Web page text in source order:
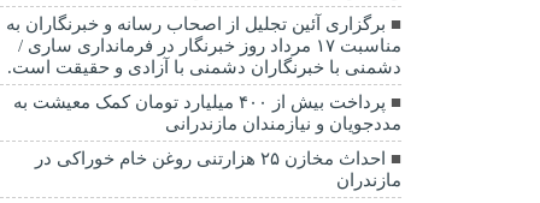
برگزاری آئین تجلیل از اصحاب رسانه و خبرنگاران به
مناسبت ۱۷ مرداد روز خبرنگار در فرمانداری ساری /
دشمنی با خبرنگاران دشمنی با آزادی و حقیقت است.
پرداخت بیش از ۴۰۰ میلیارد تومان کمک معیشت به
مددجویان و نیازمندان مازندرانی
احداث مخازن ۲۵ هزارتنی روغن خام خوراکی در
مازندران